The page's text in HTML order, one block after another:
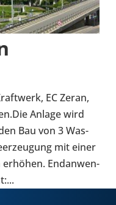
EC Zeran,
Anlage wird
Bau von 3 Was­
mit einer
erhöhen. End­an­wen­